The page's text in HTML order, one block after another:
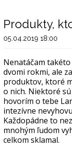
Produkty,
05.04.2019 18:00
Nenatáčam
dvomi rokmi, ale
produktov, ktoré
o nich. Niektoré
hovorím o tebe
intezívne
Každopádne to
mnohým ľudom
celkom sklamal.